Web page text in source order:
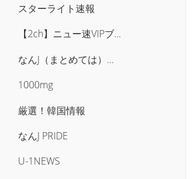
スターライト速報
【2ch】ニュー速VIPブログ(`･ω･´)
なんJ（まとめては）いかんのか？
1000mg
厳選！韓国情報
なんJ PRIDE
U-1NEWS